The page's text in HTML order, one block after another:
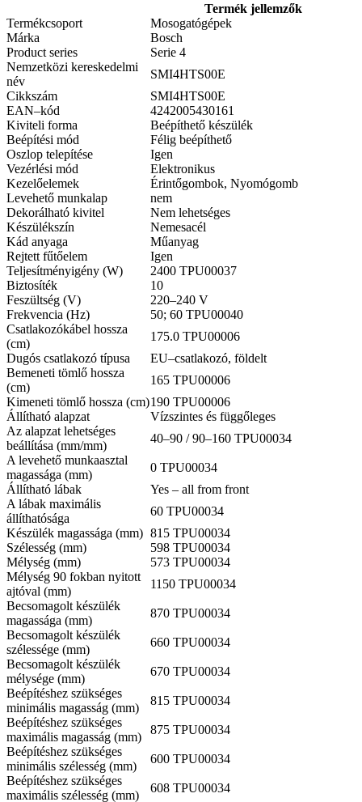
Termék jellemzők
Termékcsoport
Mosogatógépek
Márka
Bosch
Product series
Serie 4
Nemzetközi kereskedelmi
név
SMI4HTS00E
Cikkszám
SMI4HTS00E
EAN–kód
4242005430161
Kiviteli forma
Beépíthető készülék
Beépítési mód
Félig beépíthető
Oszlop telepítése
Igen
Vezérlési mód
Elektronikus
Kezelőelemek
Érintőgombok, Nyomógomb
Levehető munkalap
nem
Dekorálható kivitel
Nem lehetséges
Készülékszín
Nemesacél
Kád anyaga
Műanyag
Rejtett fűtőelem
Igen
Teljesítményigény (W)
2400 TPU00037
Biztosíték
10
Feszültség (V)
220–240 V
Frekvencia (Hz)
50; 60 TPU00040
Csatlakozókábel hossza
(cm)
175.0 TPU00006
Dugós csatlakozó típusa
EU–csatlakozó, földelt
Bemeneti tömlő hossza
(cm)
165 TPU00006
Kimeneti tömlő hossza (cm)190 TPU00006
Állítható alapzat
Vízszintes és függőleges
Az alapzat lehetséges
beállítása (mm/mm)
40–90 / 90–160 TPU00034
A levehető munkaasztal
magassága (mm)
0 TPU00034
Állítható lábak
Yes – all from front
A lábak maximális
állíthatósága
60 TPU00034
Készülék magassága (mm) 815 TPU00034
Szélesség (mm)
598 TPU00034
Mélység (mm)
573 TPU00034
Mélység 90 fokban nyitott
ajtóval (mm)
1150 TPU00034
Becsomagolt készülék
magassága (mm)
870 TPU00034
Becsomagolt készülék
szélessége (mm)
660 TPU00034
Becsomagolt készülék
mélysége (mm)
670 TPU00034
Beépítéshez szükséges
minimális magasság (mm)
815 TPU00034
Beépítéshez szükséges
maximális magasság (mm)
875 TPU00034
Beépítéshez szükséges
minimális szélesség (mm)
600 TPU00034
Beépítéshez szükséges
maximális szélesség (mm)
608 TPU00034